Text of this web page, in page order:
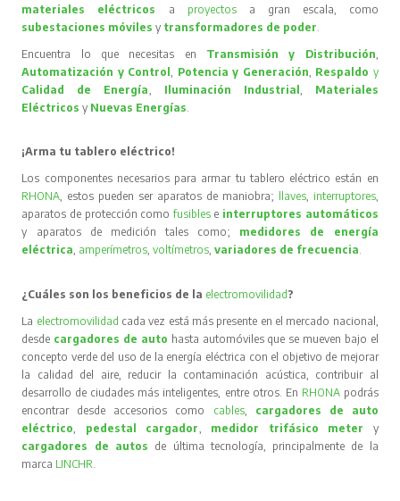
materiales eléctricos
a proyectos
a gran escala, como
subestaciones móvilesy transformadores de poder.
Encuentra lo que necesitas en Transmisión y Distribución,
Automatización y Control, Potencia y Generación, Respaldo y
Calidad de Energía, Iluminación Industrial , Materiales
Eléctricos y Nuevas Energías.
¡Arma tu tablero eléctrico!
Los componentes necesarios para armar tu tablero eléctrico están en
RHONA, estos pueden ser aparatos de maniobra; llaves, interruptores,
aparatos de protección comofusibles e interruptores automáticos
y aparatos de medición tales como; medidores de energía
eléctrica, amperímetros,voltímetros,variadores de frecuencia.
¿Cuáles son los beneficios de la electromovilidad ?
La electromovilidad cada vez está más presente en el mercado nacional,
desde cargadores de auto hasta automóviles que se mueven bajo el
concepto verde del uso de la energía eléctrica con el objetivo de mejorar
la calidad del aire, reducir la contaminación acústica, contribuir al
desarrollo de ciudades más inteligentes, entre otros. En RHONA podrás
encontrar desde accesorios como cables, cargadores de auto
eléctrico, pedestal cargador, medidor trifásico meter
y
cargadores de autos de última tecnología, principalmente de la
marca LINCHR.